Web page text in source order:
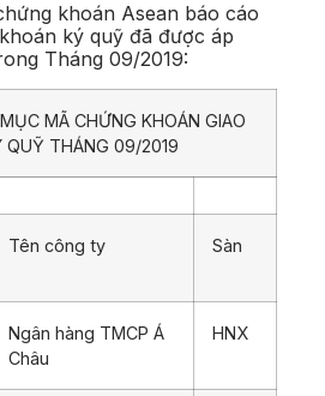
khoán Asean báo cáo
ký quỹ đã được áp
Tháng 09/2019:
MÃ CHỨNG KHOÁN GIAO
QUỸ THÁNG 09/2019
Tên công ty Sàn
Ngân hàng TMCP Á
Châu
HNX